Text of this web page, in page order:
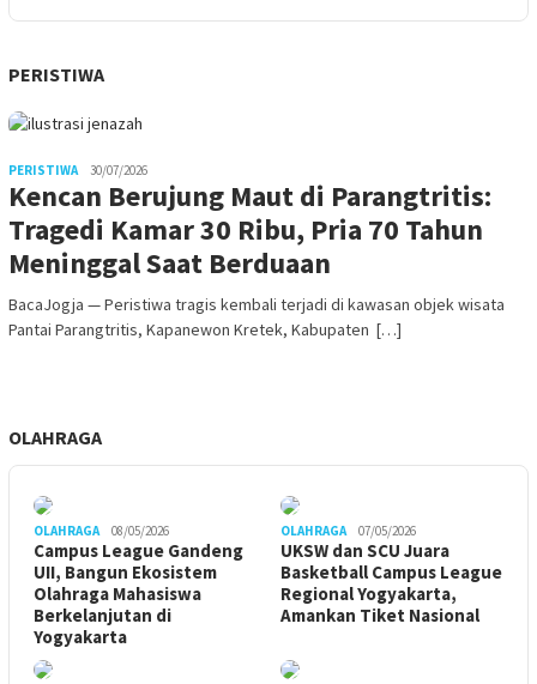
PERISTIWA
PERISTIWA 30/07/2026
Kencan Berujung Maut di Parangtritis:
Tragedi Kamar 30 Ribu, Pria 70 Tahun
Meninggal Saat Berduaan
BacaJogja — Peristiwa tragis kembali terjadi di kawasan objek wisata
Pantai Parangtritis, Kapanewon Kretek, Kabupaten […]
OLAHRAGA
OLAHRAGA 08/05/2026
Campus League Gandeng
UII, Bangun Ekosistem
Olahraga Mahasiswa
Berkelanjutan di
Yogyakarta
OLAHRAGA 07/05/2026
UKSW dan SCU Juara
Basketball Campus League
Regional Yogyakarta,
Amankan Tiket Nasional